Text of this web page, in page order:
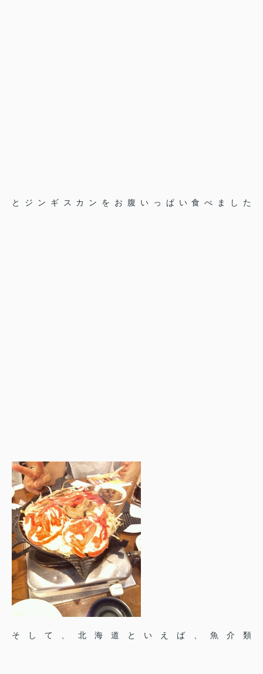
とジンギスカンをお腹いっぱい食べました
そして、北海道といえば、魚介類